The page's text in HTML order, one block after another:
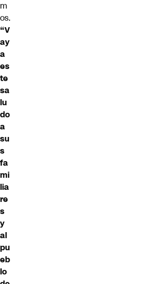
m
os.
“V
ay
a
es
te
sa
lu
do
a
su
s
fa
mi
lia
re
s
y
al
pu
eb
lo